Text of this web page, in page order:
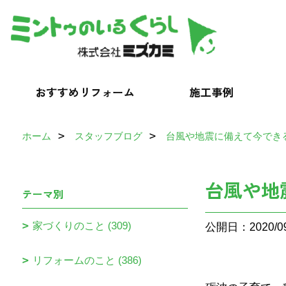
おすすめリフォーム 施工事例
ホーム スタッフブログ 台風や地震に備えて今でき
台風や地
公開日：2020/
テーマ別
家づくりのこと (309)
リフォームのこと (386)